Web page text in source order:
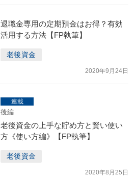
退職金専用の定期預金はお得？有効
活用する方法【FP執筆】
老後資金
2020年9月24日
連載
後編
老後資金の上手な貯め方と賢い使い
方《使い方編》【FP執筆】
老後資金
2020年8月25日